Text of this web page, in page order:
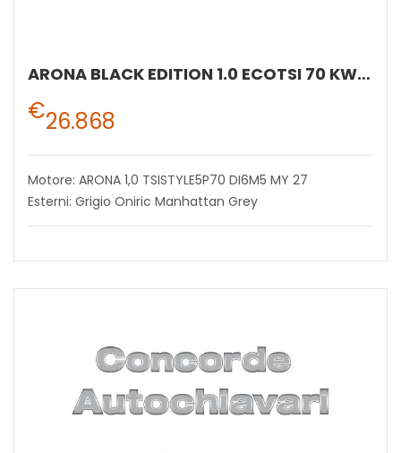
ARONA BLACK EDITION 1.0 ECOTSI 70 KW (95 CV) BENZINA MANUALE 5 MARCE 2WD
€26.868
Motore: ARONA 1,0 TSISTYLE5P70 DI6M5 MY 27
Esterni: Grigio Oniric Manhattan Grey